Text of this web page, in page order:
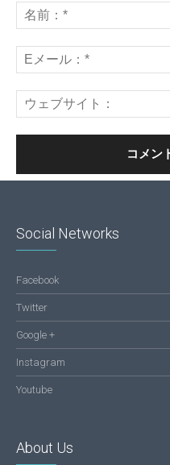
Social Networks
Facebook
Twitter
Google +
Instagram
Youtube
About Us